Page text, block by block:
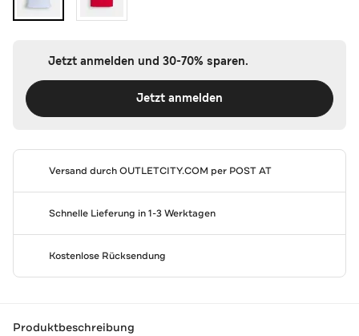
Jetzt anmelden und 30-70% sparen.
Jetzt anmelden
Versand durchOUTLETCITY.COM per POST AT
Schnelle Lieferung in 1-3 Werktagen
Kostenlose Rücksendung
Produktbeschreibung